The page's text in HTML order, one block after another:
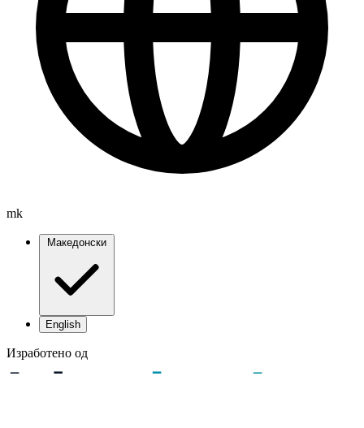
mk
English
Изработено од